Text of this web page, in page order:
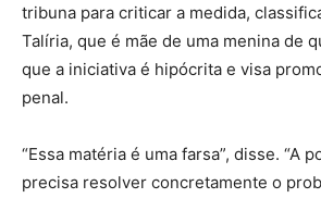
tribuna para criticar a medida,
Talíria, que é mãe de uma menina de
que a iniciativa é hipócrita e visa
penal.
“Essa matéria é uma farsa”, disse. “A
precisa resolver concretamente o